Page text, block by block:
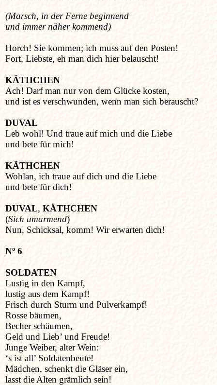
(Marsch, in der Ferne beginnend
und immer näher kommend)
Horch! Sie kommen; ich muss auf den Posten!
Fort, Liebste, eh man dich hier belauscht!
KÄTHCHEN
Ach! Darf man nur von dem Glücke kosten,
und ist es verschwunden, wenn man sich berauscht?
DUVAL
Leb wohl! Und traue auf mich und die Liebe
und bete für mich!
KÄTHCHEN
Wohlan, ich traue auf dich und die Liebe
und bete für dich!
DUVAL, KÄTHCHEN
(Sich umarmend)
Nun, Schicksal, komm! Wir erwarten dich!
Nº 6
SOLDATEN
Lustig in den Kampf,
lustig aus dem Kampf!
Frisch durch Sturm und Pulverkampf!
Rosse bäumen,
Becher schäumen,
Geld und Lieb’ und Freude!
Junge Weiber, alter Wein:
‘s ist all’ Soldatenbeute!
Mädchen, schenkt die Gläser ein,
lasst die Alten grämlich sein!